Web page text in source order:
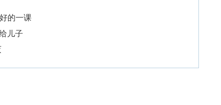
的一课
儿子